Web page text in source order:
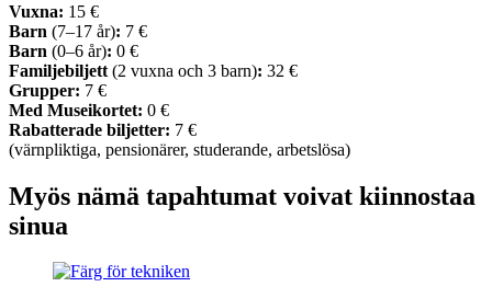
Vuxna: 15 €
Barn (7–17 år): 7 €
Barn (0–6 år): 0 €
Familjebiljett (2 vuxna och 3 barn): 32 €
Grupper: 7 €
Med Museikortet: 0 €
Rabatterade biljetter: 7 €
(värnpliktiga, pensionärer, studerande, arbetslösa)
Myös nämä tapahtumat voivat kiinnostaa
sinua